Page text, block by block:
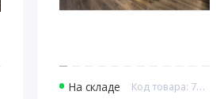
На складе Код товара: 7589